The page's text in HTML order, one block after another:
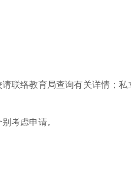
联络教育局查询有关详情；私
考虑申请。